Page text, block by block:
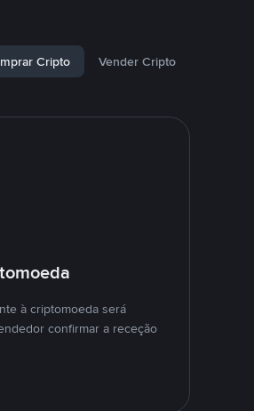
Cripto Vender Cripto
à criptomoeda será
confirmar a receção